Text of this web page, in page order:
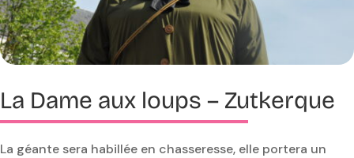
La Dame aux loups – Zutkerque
La géante sera habillée en chasseresse, elle portera un